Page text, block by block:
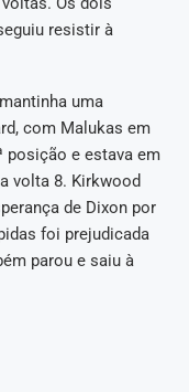
resistir à
uma
com Malukas em
posição e estava em
volta 8. Kirkwood
de Dixon por
foi prejudicada
parou e saiu à